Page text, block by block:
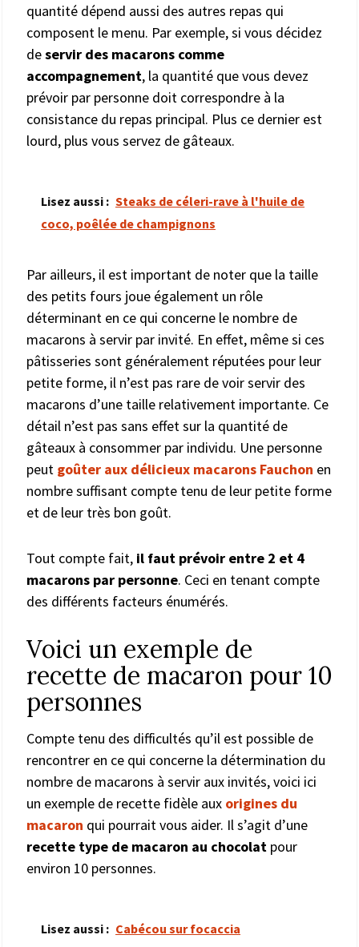
quantité dépend aussi des autres repas qui
composent le menu. Par exemple, si vous décidez
deservir des macarons comme
accompagnement, la quantité que vous devez
prévoir par personne doit correspondre à la
consistance du repas principal. Plus ce dernier est
lourd, plus vous servez de gâteaux.
Lisez aussi : Steaks de céleri-rave à l'huile de
coco, poêlée de champignons
Par ailleurs, il est important de noter que la taille
des petits fours joue également un rôle
déterminant en ce qui concerne le nombre de
macarons à servir par invité. En effet, même si ces
pâtisseries sont généralement réputées pour leur
petite forme, il n’est pas rare de voir servir des
macarons d’une taille relativement importante. Ce
détail n’est pas sans effet sur la quantité de
gâteaux à consommer par individu. Une personne
peut goûter aux délicieux macarons Fauchon en
nombre suffisant compte tenu de leur petite forme
et de leur très bon goût.
Tout compte fait, il faut prévoir entre 2 et 4
macarons par personne. Ceci en tenant compte
des différents facteurs énumérés.
Voici un exemple de
recette de macaron pour 10
personnes
Compte tenu des difficultés qu’il est possible de
rencontrer en ce qui concerne la détermination du
nombre de macarons à servir aux invités, voici ici
un exemple de recette fidèle aux origines du
macaron qui pourrait vous aider. Il s’agit d’une
recette type de macaron au chocolat pour
environ 10 personnes.
Lisez aussi : Cabécou sur focaccia